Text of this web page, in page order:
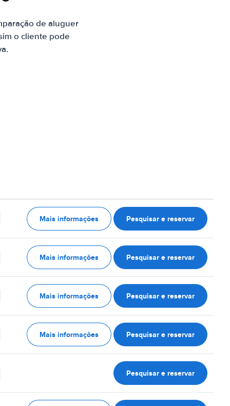
de aluguer
o cliente pode
Mais informações Pesquisar e reservar
Mais informações Pesquisar e reservar
Mais informações Pesquisar e reservar
Mais informações Pesquisar e reservar
Pesquisar e reservar